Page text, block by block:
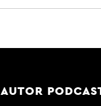
AUTOR